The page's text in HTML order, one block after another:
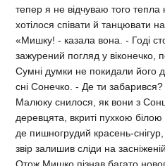
тепер я не відчуваю того тепла
хотілося співати й танцювати
«Мишку! - казала вона. - Годі
зажурений погляд у віконечко,
Сумні думки не покидали його
сні Сонечко. - Де ти
Малюку снилося, як вони з
деревцята, вкриті пухкою
де пишногрудий красень-
звір залишив сліди на